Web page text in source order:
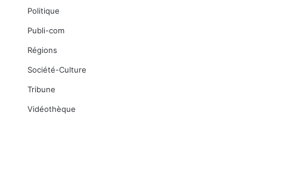
Politique
Publi-com
Régions
Société-Culture
Tribune
Vidéothèque